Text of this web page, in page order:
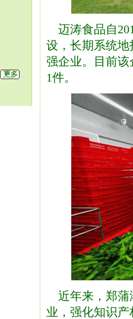
迈涛食品自
设，长期系统
强企业。目前该
1件。
近年来，郑蒲
业，强化知识